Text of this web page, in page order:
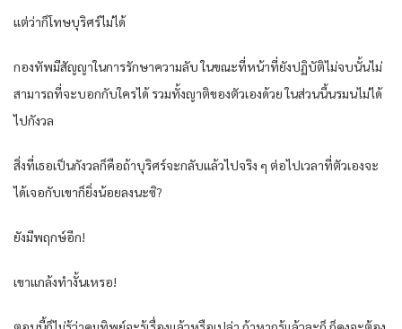
แต่ว่าก็โทษบุริศร์ไม่ได้
กองทัพมีสัญญาในการรักษาความลับ ในขณะที่หน้าที่ยังปฏิบัติไม่จบนั้นไม่
สามารถที่จะบอกกับใครได้ รวมทั้งญาติของตัวเองด้วย ในส่วนนี้นรมนไม่ได้
ไปกังวล
สิ่งที่เธอเป็นกังวลก็คือถ้าบุริศร์จะกลับแล้วไปจริง ๆ ต่อไปเวลาที่ตัวเองจะ
ได้เจอกับเขาก็ยิ่งน้อยลงนะซิ?
ยังมีพฤกษ์อีก!
เขาแกล้งทำงั้นเหรอ!